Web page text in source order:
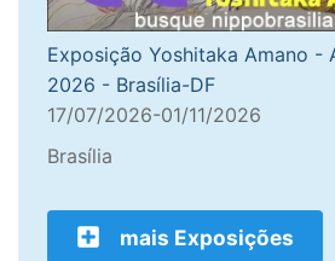
Exposição Yoshitaka Amano -
2026 - Brasília-DF
17/07/2026-01/11/2026
Brasília
mais Exposições